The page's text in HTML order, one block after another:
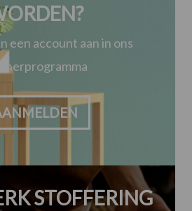
een account aan in ons
STOFFERING